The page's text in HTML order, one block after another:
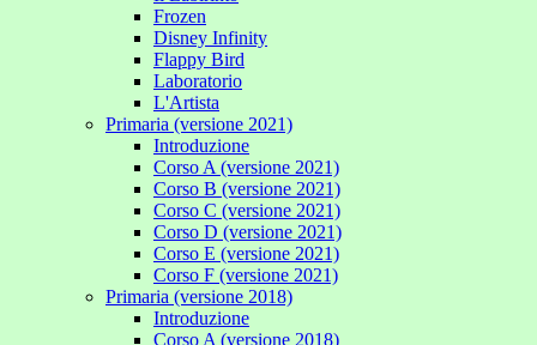
Frozen
Disney Infinity
Flappy Bird
Laboratorio
L'Artista
Primaria (versione 2021)
Introduzione
Corso A (versione 2021)
Corso B (versione 2021)
Corso C (versione 2021)
Corso D (versione 2021)
Corso E (versione 2021)
Corso F (versione 2021)
Primaria (versione 2018)
Introduzione
Corso A (versione 2018)